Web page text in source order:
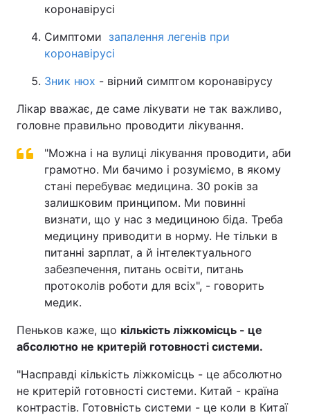
коронавірусі
Симптоми запалення легенів при
коронавірусі
Зник нюх - вірний симптом коронавірусу
Лікар вважає, де саме лікувати не так важливо,
головне правильно проводити лікування.
"Можна і на вулиці лікування проводити, аби
грамотно. Ми бачимо і розуміємо, в якому
стані перебуває медицина. 30 років за
залишковим принципом. Ми повинні
визнати, що у нас з медициною біда. Треба
медицину приводити в норму. Не тільки в
питанні зарплат, а й інтелектуального
забезпечення, питань освіти, питань
протоколів роботи для всіх", - говорить
медик.
Пеньков каже, що кількість ліжкомісць - це
абсолютно не критерій готовності системи.
"Насправді кількість ліжкомісць - це абсолютно
не критерій готовності системи. Китай - країна
контрастів. Готовність системи - це коли в Китаї